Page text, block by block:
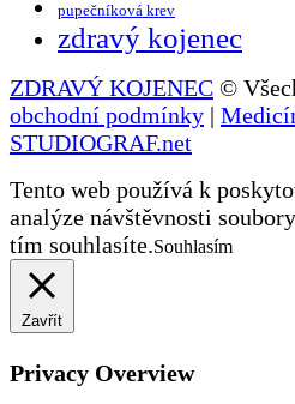
pupečníková krev
zdravý kojenec
ZDRAVÝ KOJENEC ©
obchodní podmínky |
STUDIOGRAF.net
Tento web používá k
analýze návštěvnosti
tím souhlasíte.Souhlasím
Zavřít
Privacy Overview